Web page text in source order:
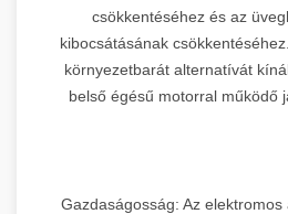
csökkentéséhez és az
kibocsátásának
környezetbarát alternatívát
belső égésű motorral működő
Gazdaságosság: Az